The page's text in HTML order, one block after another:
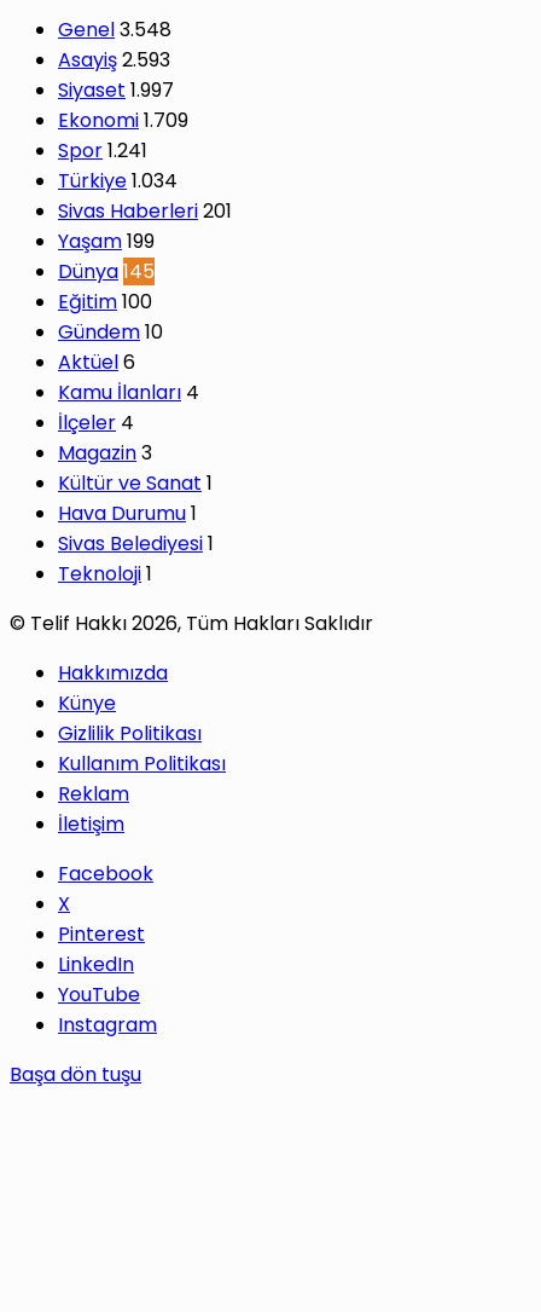
Genel3.548
Asayiş2.593
Siyaset 1.997
Ekonomi1.709
Spor1.241
Türkiye1.034
Sivas Haberleri201
Yaşam199
Dünya145
Eğitim100
Gündem10
Aktüel6
Kamu İlanları 4
İlçeler 4
Magazin3
Kültür ve Sanat 1
Hava Durumu1
Sivas Belediyesi1
Teknoloji1
© Telif Hakkı 2026, Tüm Hakları Saklıdır
Hakkımızda
Künye
Gizlilik Politikası
Kullanım Politikası
Reklam
İletişim
Facebook
X
Pinterest
LinkedIn
YouTube
Instagram
Başa dön tuşu